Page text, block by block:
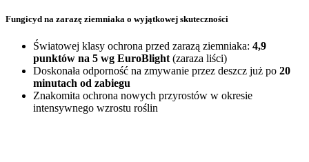
Fungicyd na zarazę ziemniaka o wyjątkowej skuteczności
Światowej klasy ochrona przed zarazą ziemniaka: 4,9
punktów na 5 wg EuroBlight (zaraza liści)
Doskonała odporność na zmywanie przez deszcz już po 20
minutach od zabiegu
Znakomita ochrona nowych przyrostów w okresie
intensywnego wzrostu roślin